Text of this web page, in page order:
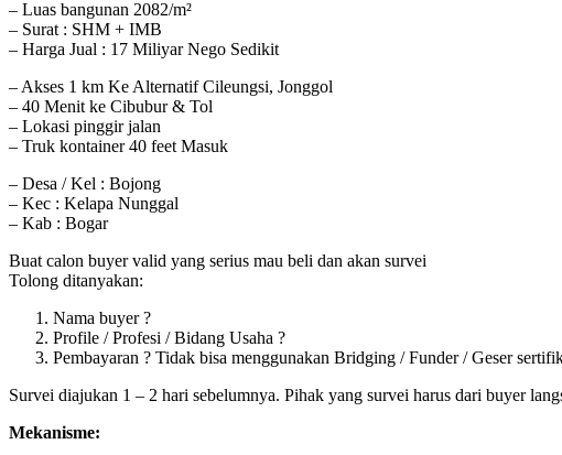
– Luas bangunan 2082/m²
– Surat : SHM + IMB
– Harga Jual : 17 Miliyar Nego Sedikit
– Akses 1 km Ke Alternatif Cileungsi, Jonggol
– 40 Menit ke Cibubur & Tol
– Lokasi pinggir jalan
– Truk kontainer 40 feet Masuk
– Desa / Kel : Bojong
– Kec : Kelapa Nunggal
– Kab : Bogar
Buat calon buyer valid yang serius mau beli dan akan survei
Tolong ditanyakan:
Nama buyer ?
Profile / Profesi / Bidang Usaha ?
Pembayaran ? Tidak bisa menggunakan Bridging / Funder / Geser
Survei diajukan 1 – 2 hari sebelumnya. Pihak yang survei harus dari buyer
Mekanisme: